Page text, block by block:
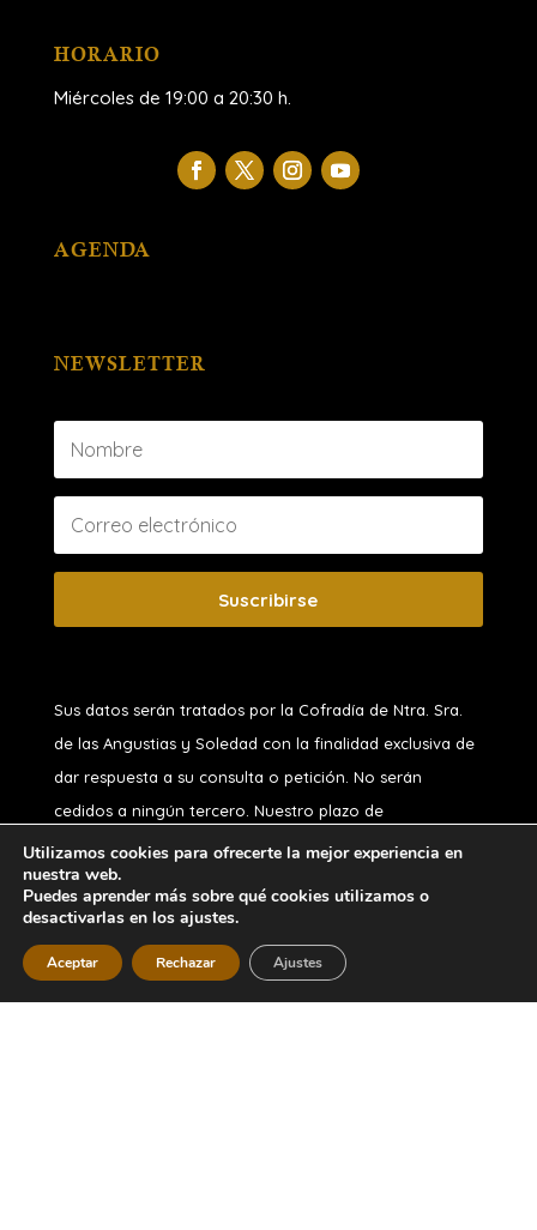
HORARIO
Miércoles de 19:00 a 20:30 h.
AGENDA
NEWSLETTER
Suscribirse
Sus datos serán tratados por la Cofradía de Ntra. Sra.
de las Angustias y Soledad con la finalidad exclusiva de
dar respuesta a su consulta o petición. No serán
cedidos a ningún tercero. Nuestro plazo de
conservación, si usted no es hermano, es de 1 año.
Puede ejercitar sus derechos de acceso, rectificación,
oposición, supresión, portabilidad o limitación y a no ser
objeto de decisiones automatizadas, en nuestro correo
Utilizamos cookies para ofrecerte la mejor experiencia en
nuestra web.
Puedes aprender más sobre qué cookies utilizamos o
desactivarlas en los ajustes.
Aceptar Rechazar Ajustes